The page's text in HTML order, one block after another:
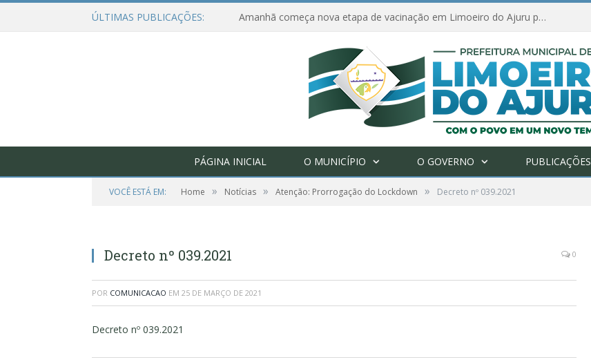
ÚLTIMAS PUBLICAÇÕES: Amanhã começa nova etapa de vacinação em Limoeiro do Ajuru para idosos com 65 ou mais
PÁGINA INICIAL O MUNICÍPIO O GOVERNO PUBLICAÇÕES
VOCÊ ESTÁ EM: Home » Notícias » Atenção: Prorrogação do Lockdown » Decreto nº 039.2021
Decreto nº 039.2021 0
POR COMUNICACAO EM 25 DE MARÇO DE 2021
Decreto nº 039.2021